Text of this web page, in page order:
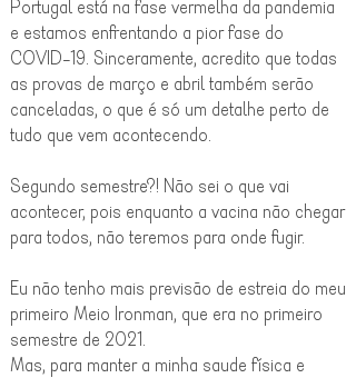
Portugal está na fase vermelha da pandemia
e estamos enfrentando a pior fase do
COVID-19. Sinceramente, acredito que todas
as provas de março e abril também serão
canceladas, o que é só um detalhe perto de
tudo que vem acontecendo.
Segundo semestre?! Não sei o que vai
acontecer, pois enquanto a vacina não chegar
para todos, não teremos para onde fugir.
Eu não tenho mais previsão de estreia do meu
primeiro Meio Ironman, que era no primeiro
semestre de 2021.
Mas, para manter a minha saude física e